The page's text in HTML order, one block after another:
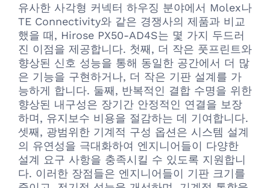
유사한 사각형 커넥터 하우징 분야에서 Molex나
TE Connectivity와 같은 경쟁사의 제품과 비교
했을 때, Hirose PX50-AD4S는 몇 가지 두드러
진 이점을 제공합니다. 첫째, 더 작은 풋프린트와
향상된 신호 성능을 통해 동일한 공간에서 더 많
은 기능을 구현하거나, 더 작은 기판 설계를 가
능하게 합니다. 둘째, 반복적인 결합 수명을 위한
향상된 내구성은 장기간 안정적인 연결을 보장
하며, 유지보수 비용을 절감하는 데 기여합니다.
셋째, 광범위한 기계적 구성 옵션은 시스템 설계
의 유연성을 극대화하여 엔지니어들이 다양한
설계 요구 사항을 충족시킬 수 있도록 지원합니
다. 이러한 장점들은 엔지니어들이 기판 크기를